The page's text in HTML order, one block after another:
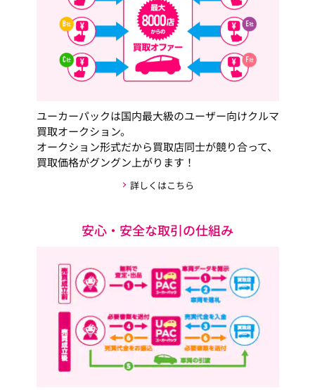
ユーカーパックは国内最大級のユーザー向けクルマ
買取オークション。
オークション形式だから買取店同士が競り合って、
買取価格がグングン上がります！
詳しくはこちら
安心・安全な取引の仕組み